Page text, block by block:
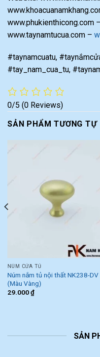
www.phukienthicong.com
www.taynamtucua.com –
#taynamcuatu,
#tay_nam_cua_tu,
0/5 (0 Reviews)
SẢN PHẨM TƯƠNG TỰ
NÚM CỬA TỦ
Núm nắm tủ nội thất NK238-DV
(Màu Vàng)
29.000₫
SẢN